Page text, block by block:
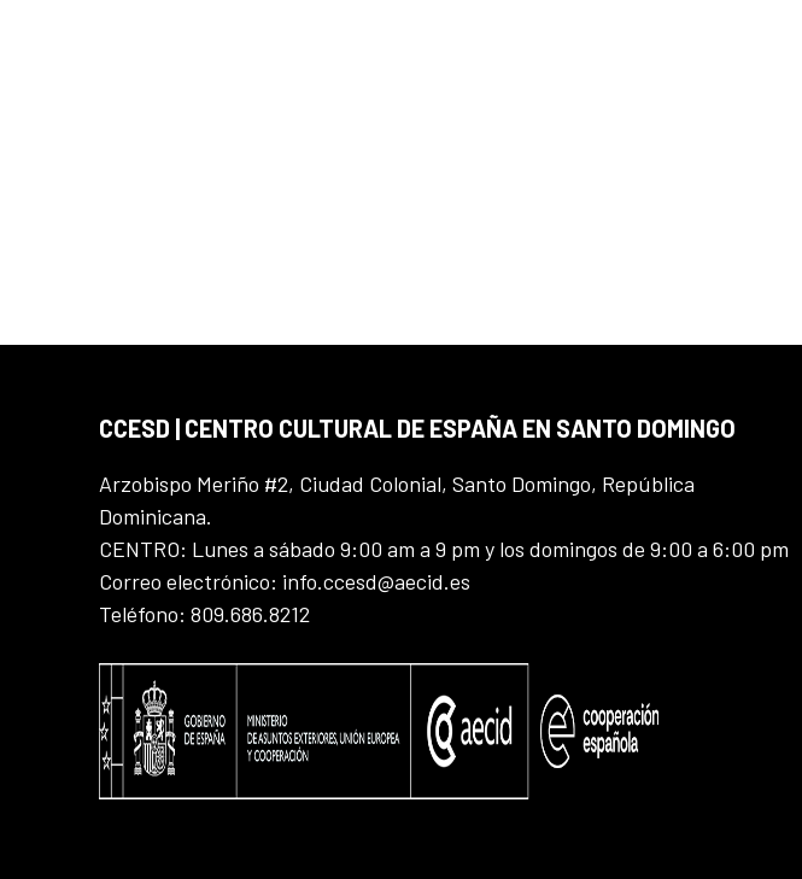
CCESD | CENTRO CULTURAL DE ESPAÑA EN SANTO DOMINGO
Arzobispo Meriño #2, Ciudad Colonial, Santo Domingo, República
Dominicana.
CENTRO: Lunes a sábado 9:00 am a 9 pm y los domingos de 9:00 a 6:00 pm
Correo electrónico: info.ccesd@aecid.es
Teléfono: 809.686.8212